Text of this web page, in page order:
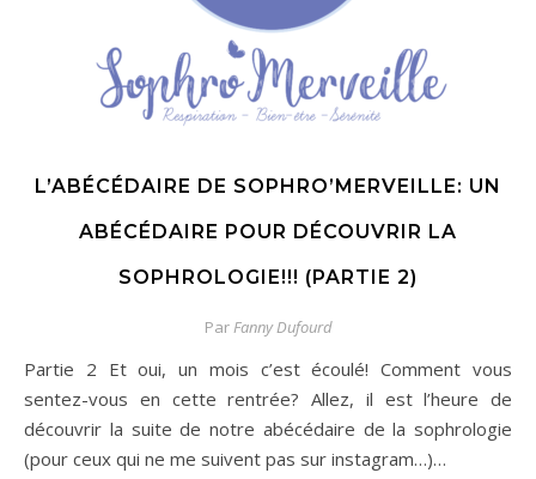
L’ABÉCÉDAIRE DE SOPHRO’MERVEILLE: UN
ABÉCÉDAIRE POUR DÉCOUVRIR LA
SOPHROLOGIE!!! (PARTIE 2)
Par Fanny Dufourd
Partie 2 Et oui, un mois c’est écoulé! Comment vous
sentez-vous en cette rentrée? Allez, il est l’heure de
découvrir la suite de notre abécédaire de la sophrologie
(pour ceux qui ne me suivent pas sur instagram…)…